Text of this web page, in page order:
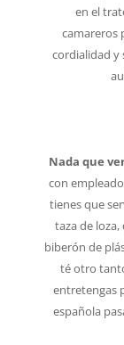
en el
camareros
cordialidad y
Nada que
con
tienes que
taza de
biberón de
té otro
entretengas
española